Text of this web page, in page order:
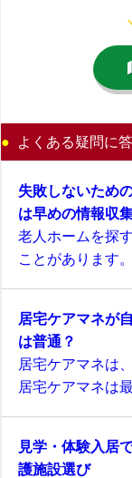
よくある疑問に
失敗しないため
は早めの情報収
老人ホームを探
ことがあります。
居宅ケアマネが
は普通？
居宅ケアマネは
居宅ケアマネは最
見学・体験入居
護施設選び